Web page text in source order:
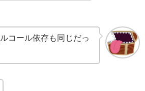
コール依存も同じだっ